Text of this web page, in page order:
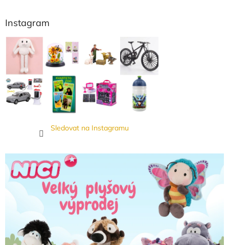
Instagram
Sledovat na Instagramu